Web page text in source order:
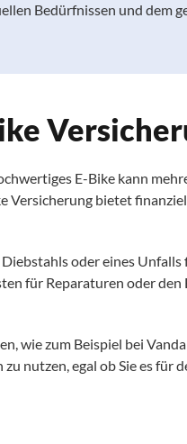
Bedürfnissen und dem
E-Bike kann
bietet
oder eines Unfalls
für Reparaturen oder den
wie zum Beispiel bei
nutzen, egal ob Sie es für